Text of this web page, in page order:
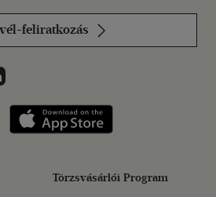
feliratkozás
on
Instagramon
Libri a LinkedInen
applikáció Szerezd meg: Google
Törzsvásárlói Program